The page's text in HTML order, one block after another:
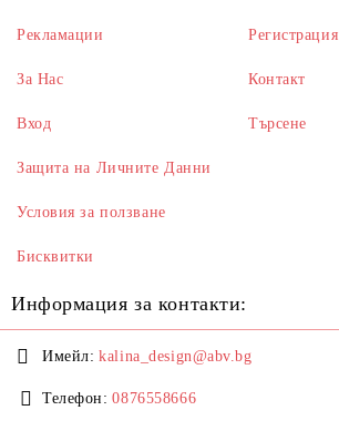
Рекламации
За Нас
Вход
Регистрация
Контакт
Търсене
Защита на Личните Данни
Условия за ползване
Бисквитки
Информация за контакти:
Имейл: kalina_design@abv.bg
Телефон: 0876558666